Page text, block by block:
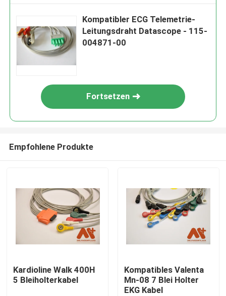
Kompatibler ECG Telemetrie-
Leitungsdraht Datascope - 115-
004871-00
Fortsetzen
Empfohlene Produkte
Kardioline Walk 400H
5 Bleiholterkabel
Kompatibles Valenta
Mn-08 7 Blei Holter
EKG Kabel